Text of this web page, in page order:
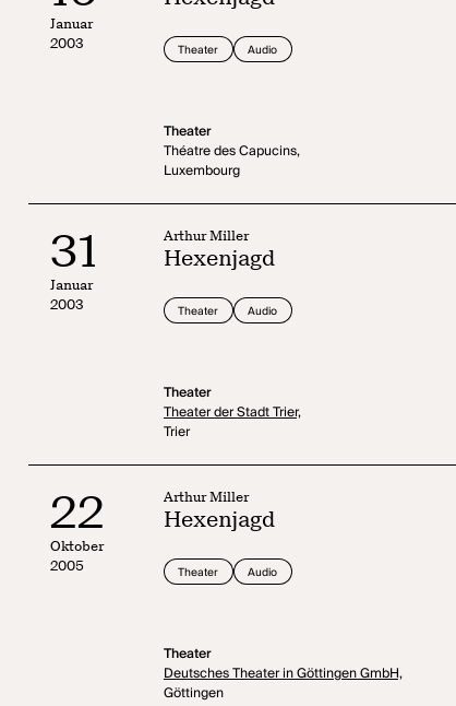
Januar
2003
Theater Audio
Theater
Théatre des Capucins,
Luxembourg
31
Januar
2003
Arthur Miller
Hexenjagd
Theater Audio
Theater
Theater der Stadt Trier,
Trier
22
Oktober
2005
Arthur Miller
Hexenjagd
Theater Audio
Theater
Deutsches Theater in Göttingen GmbH,
Göttingen